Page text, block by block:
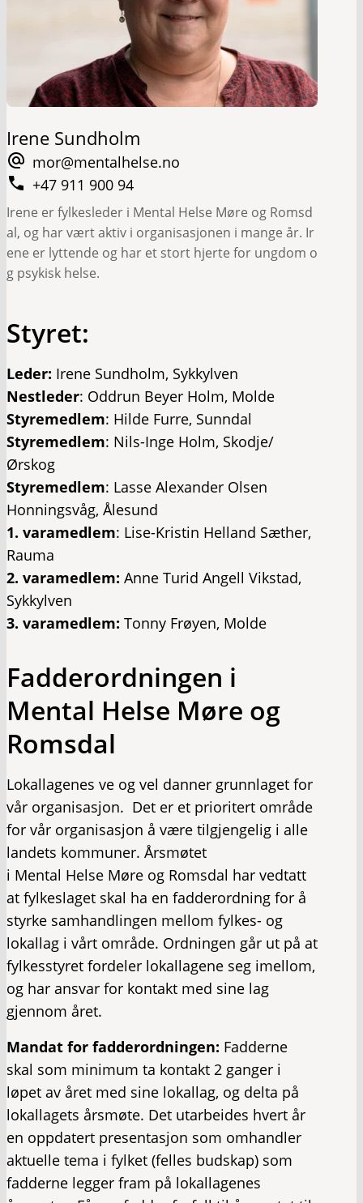
Irene Sundholm
mor@mentalhelse.no
+47 911 900 94
Irene er fylkesleder i Mental Helse Møre og Romsd
al, og har vært aktiv i organisasjonen i mange år. Ir
ene er lyttende og har et stort hjerte for ungdom o
g psykisk helse.
Styret:
Leder: Irene Sundholm, Sykkylven
Nestleder: Oddrun Beyer Holm, Molde
Styremedlem: Hilde Furre, Sunndal
Styremedlem: Nils-Inge Holm, Skodje/
Ørskog
Styremedlem: Lasse Alexander Olsen
Honningsvåg, Ålesund
1. varamedlem: Lise-Kristin Helland Sæther,
Rauma
2. varamedlem: Anne Turid Angell Vikstad,
Sykkylven
3. varamedlem: Tonny Frøyen, Molde
Fadderordningen i
Mental Helse Møre og
Romsdal
Lokallagenes ve og vel danner grunnlaget for
vår organisasjon. Det er et prioritert område
for vår organisasjon å være tilgjengelig i alle
landets kommuner. Årsmøtet
i Mental Helse Møre og Romsdal har vedtatt
at fylkeslaget skal ha en fadderordning for å
styrke samhandlingen mellom fylkes- og
lokallag i vårt område. Ordningen går ut på at
fylkesstyret fordeler lokallagene seg imellom,
og har ansvar for kontakt med sine lag
gjennom året.
Mandat for fadderordningen: Fadderne
skal som minimum ta kontakt 2 ganger i
løpet av året med sine lokallag, og delta på
lokallagets årsmøte. Det utarbeides hvert år
en oppdatert presentasjon som omhandler
aktuelle tema i fylket (felles budskap) som
fadderne legger fram på lokallagenes